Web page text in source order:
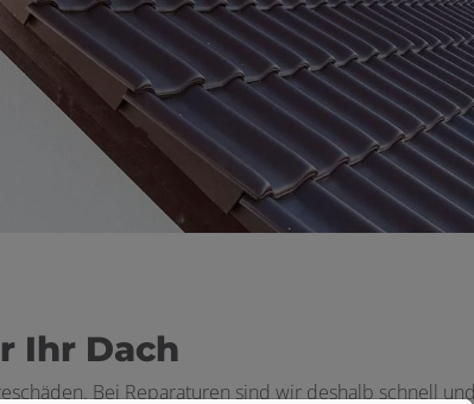
Ihr Dach
Bei Reparaturen sind wir deshalb schnell